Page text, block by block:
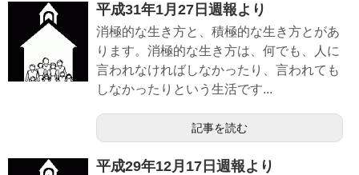
平成31年1月27日週報より
消極的な生き方と、積極的な生き方とがあ
ります。消極的な生き方は、何でも、人に
言われなければしなかったり、言われても
しなかったりという生活です...
記事を読む
平成29年12月17日週報より